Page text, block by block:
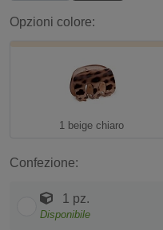
Opzioni colore:
1 beige chiaro
Confezione:
1 pz.
Disponibile